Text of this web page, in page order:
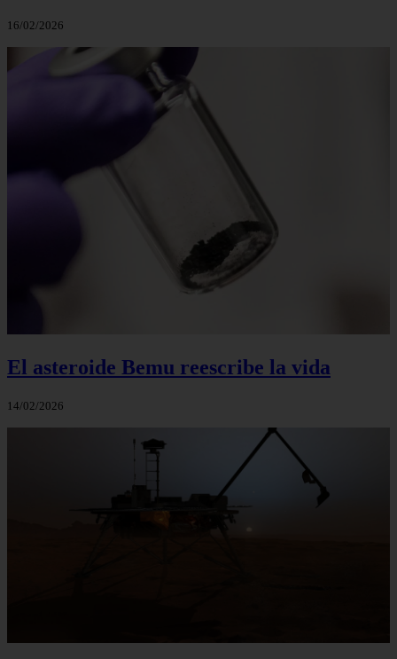
16/02/2026
El asteroide Bemu reescribe la vida
14/02/2026